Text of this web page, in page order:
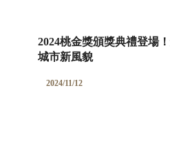
2024桃金獎頒獎典禮登場
城市新風貌
2024/11/12